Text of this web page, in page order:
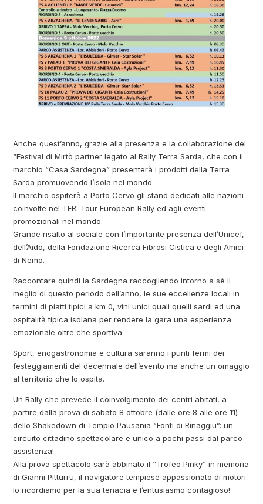
Anche quest’anno, grazie alla presenza e la collaborazione del
“Festival di Mirtò partner legato al Rally Terra Sarda, che con il
marchio “Casa Sardegna” presenterà i prodotti della Terra
Sarda promuovendo l’isola nel mondo.
Il marchio ospiterà a Porto Cervo gli stand dedicati alle nazioni
coinvolte nel TER: Tour European Rally ed agli eventi
promozionali nel mondo.
Grande risalto al sociale con l’importante presenza dell’Unicef,
dell’Aido, della Fondazione Ricerca Fibrosi Cistica e degli Amici
di Nemo.
Raccontare quindi la Sardegna raccogliendo intorno a sé il
meglio di questo periodo dell’anno, le sue eccellenze locali in
termini di piatti tipici a km 0, vini unici quali quelli sardi ed una
ospitalità tipica isolana per rendere la gara una esperienza
emozionale oltre che sportiva.
Sport, enogastronomia e cultura saranno i punti fermi dei
festeggiamenti del decennale dell’evento ma anche un omaggio
al territorio che lo ospita.
Un Rally che prevede il coinvolgimento dei centri abitati, a
partire dalla prova di sabato 8 ottobre (dalle ore 8 alle ore 11)
dello Shakedown di Tempio Pausania “Fonti di Rinaggiu”: un
circuito cittadino spettacolare e unico a pochi passi dal parco
assistenza!
Alla prova spettacolo sarà abbinato il “Trofeo Pinky” in memoria
di Gianni Pitturru, il navigatore tempiese appassionato di motori.
lo ricordiamo per la sua tenacia e l’entusiasmo contagioso!